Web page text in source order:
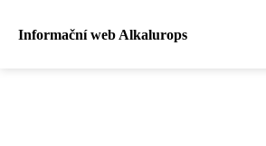
Informační web Alkalurops